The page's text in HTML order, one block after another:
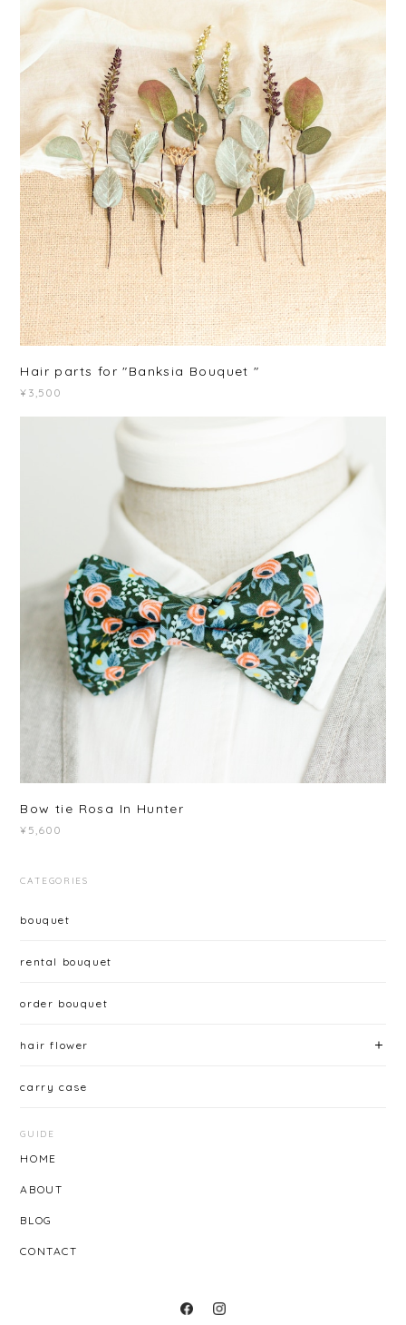
Hair parts for "Banksia Bouquet "
¥3,500
Bow tie Rosa In Hunter
¥5,600
CATEGORIES
bouquet
rental bouquet
order bouquet
hair flower
carry case
GUIDE
HOME
ABOUT
BLOG
CONTACT